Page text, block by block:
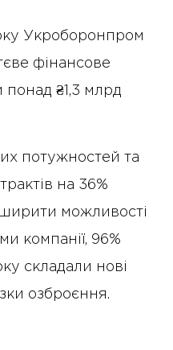
Укроборонпром
фінансове
₴1,3 млрд
потужностей та
на 36%
можливості
компанії, 96%
складали нові
озброєння.